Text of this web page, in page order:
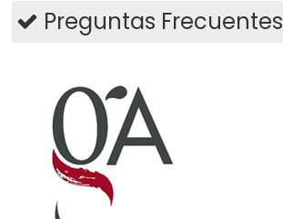
Preguntas Frecuentes